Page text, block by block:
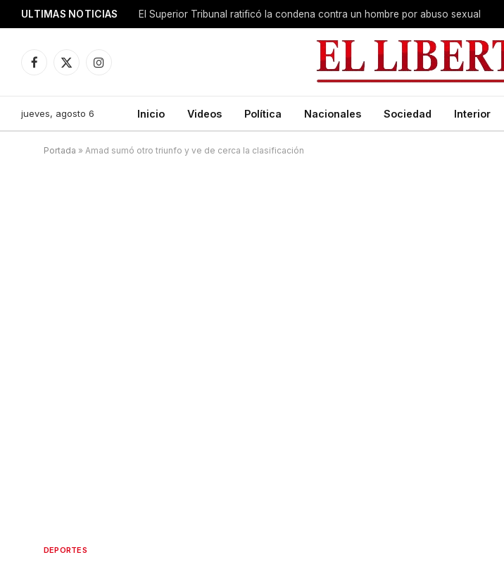
ULTIMAS NOTICIAS El Superior Tribunal ratificó la condena contra un hombre por abuso sexual
Facebook
X
Instagram
jueves, agosto 6 Inicio Videos Política Nacionales Sociedad Interior
Portada » Amad sumó otro triunfo y ve de cerca la clasificación
DEPORTES